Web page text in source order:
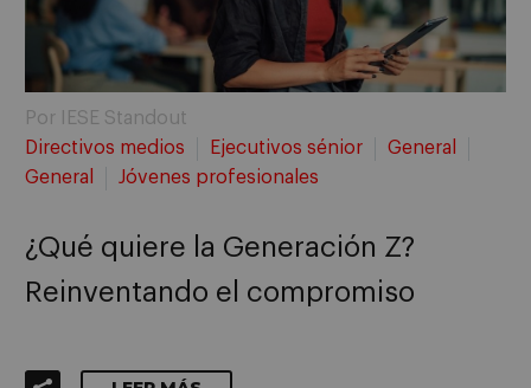
Por IESE Standout
Directivos medios
Ejecutivos sénior
General
General
Jóvenes profesionales
¿Qué quiere la Generación Z?
Reinventando el compromiso